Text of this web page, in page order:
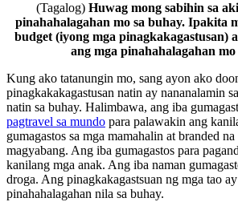
(Tagalog) Huwag mong sabihin sa
pinahahalagahan mo sa buhay. Ipakita
budget (iyong mga pinagkakagastusan)
ang mga pinahahalagahan mo
Kung ako tatanungin mo, sang ayon ako
pinagkakakagastusan natin ay nananalamin
natin sa buhay. Halimbawa, ang iba
pagtravel sa mundo para palawakin ang
gumagastos sa mga mamahalin at branded
magyabang. Ang iba gumagastos para
kanilang mga anak. Ang iba naman
droga. Ang pinagkakagastsuan ng mga tao
pinahahalagahan nila sa buhay.